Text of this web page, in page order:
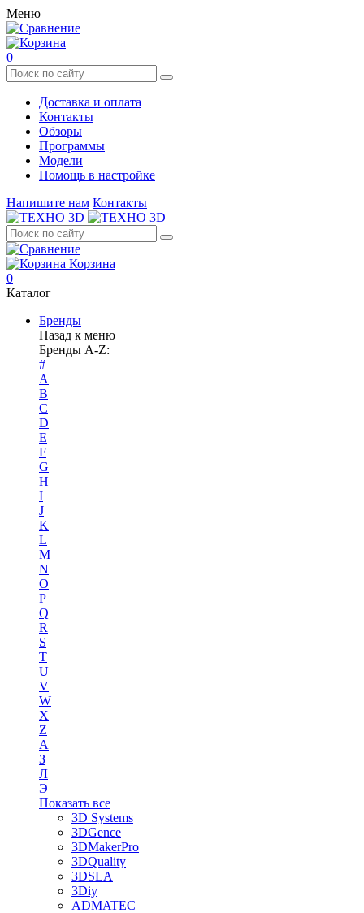
Меню
0
Доставка и оплата
Контакты
Обзоры
Программы
Модели
Помощь в настройке
Напишите нам Контакты
Корзина
0
Каталог
Бренды
Назад к меню
Бренды A-Z:
#
A
B
C
D
E
F
G
H
I
J
K
L
M
N
O
P
Q
R
S
T
U
V
W
X
Z
А
З
Л
Э
Показать все
3D Systems
3DGence
3DMakerPro
3DQuality
3DSLA
3Diy
ADMATEC